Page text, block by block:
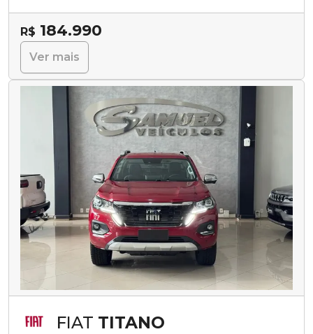
R$ 184.990
Ver mais
FIAT TITANO